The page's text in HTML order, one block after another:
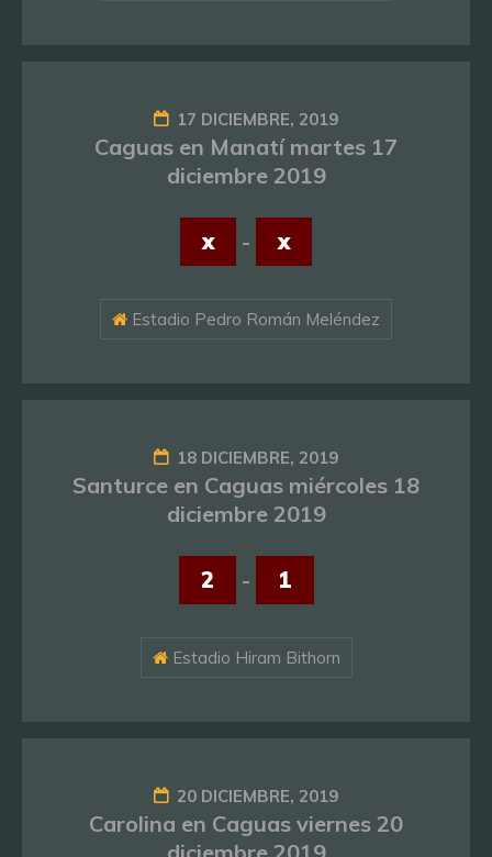
17 DICIEMBRE, 2019
Caguas en Manatí martes 17
diciembre 2019
x - x
Estadio Pedro Román Meléndez
18 DICIEMBRE, 2019
Santurce en Caguas miércoles 18
diciembre 2019
2 - 1
Estadio Hiram Bithorn
20 DICIEMBRE, 2019
Carolina en Caguas viernes 20